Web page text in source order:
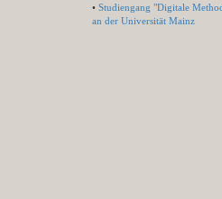
• Studiengang "Digitale
an der Universität Mainz